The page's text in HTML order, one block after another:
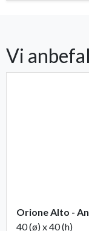
Vi
40 (ø) x 40 (h)